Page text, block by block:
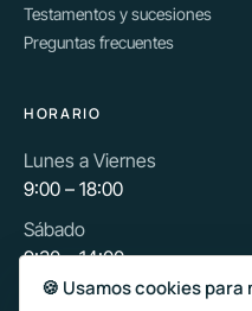
Testamentos y sucesiones
Preguntas frecuentes
HORARIO
Lunes a Viernes
9:00 – 18:00
Sábado
9:30 – 14:00
🍪 Usamos cookies